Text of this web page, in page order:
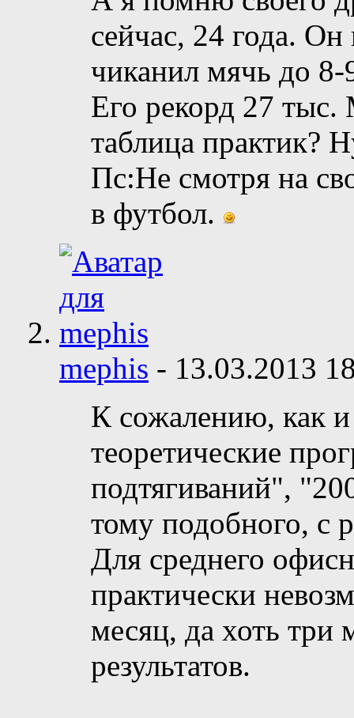
сейчас, 24 года.
чиканил мячь до 8-
Его рекорд 27 тыс.
таблица практик?
Пс:Не смотря на
в футбол.
mephis - 13.03.2013
К сожалению, как
теоретические
подтягиваний",
тому подобного, с
Для среднего
практически
месяц, да хоть три
результатов.